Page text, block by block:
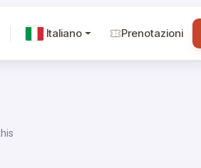
Italiano Prenotazioni